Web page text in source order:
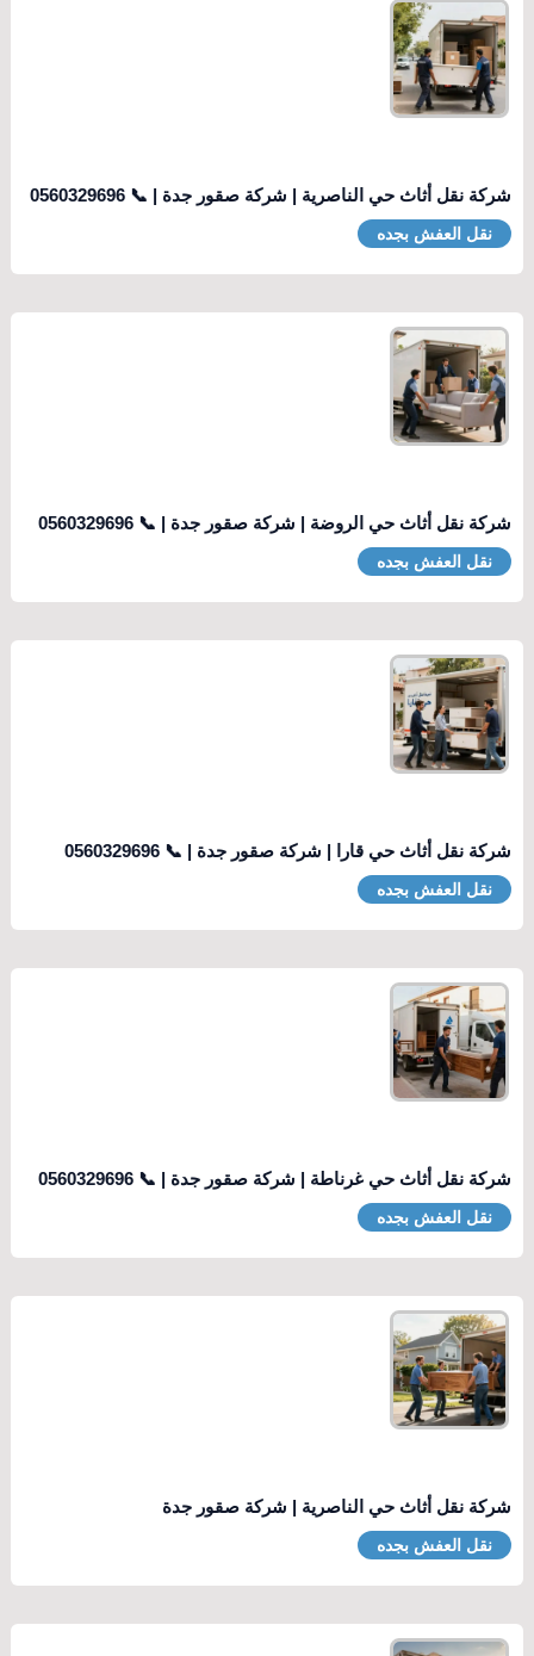
شركة نقل أثاث حي الناصرية | شركة صقور جدة | 📞 0560329696
نقل العفش بجده
شركة نقل أثاث حي الروضة | شركة صقور جدة | 📞 0560329696
نقل العفش بجده
شركة نقل أثاث حي قارا | شركة صقور جدة | 📞 0560329696
نقل العفش بجده
شركة نقل أثاث حي غرناطة | شركة صقور جدة | 📞 0560329696
نقل العفش بجده
شركة نقل أثاث حي الناصرية | شركة صقور جدة
نقل العفش بجده